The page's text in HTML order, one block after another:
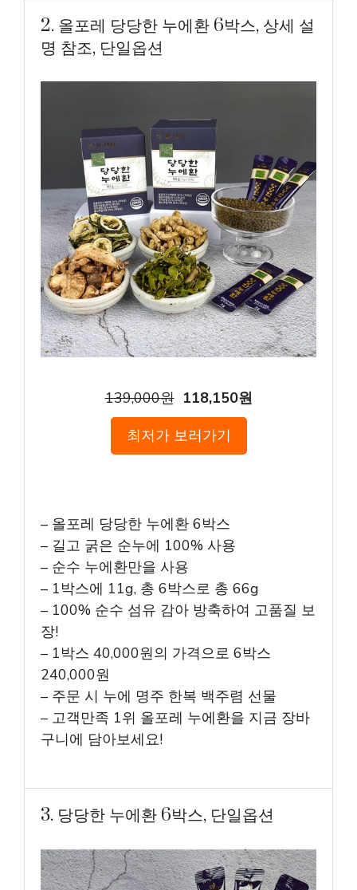
2. 올포레 당당한 누에환 6박스, 상세 설
명 참조, 단일옵션
139,000원 118,150원
최저가 보러가기
– 올포레 당당한 누에환 6박스
– 길고 굵은 순누에 100% 사용
– 순수 누에환만을 사용
– 1박스에 11g, 총 6박스로 총 66g
– 100% 순수 섬유 감아 방축하여 고품질 보
장!
– 1박스 40,000원의 가격으로 6박스
240,000원
– 주문 시 누에 명주 한복 백주렴 선물
– 고객만족 1위 올포레 누에환을 지금 장바
구니에 담아보세요!
3. 당당한 누에환 6박스, 단일옵션